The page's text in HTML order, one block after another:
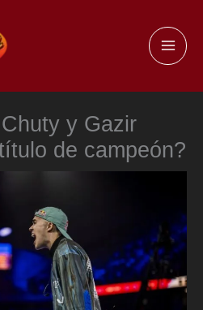
y Gazir
de campeón?